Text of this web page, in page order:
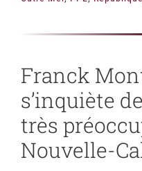
Franck
s’inquiète
très
Nouvelle-